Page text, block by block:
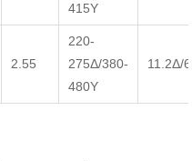
415Y
2.55
220-
275Δ/380-
480Y
11.2Δ/